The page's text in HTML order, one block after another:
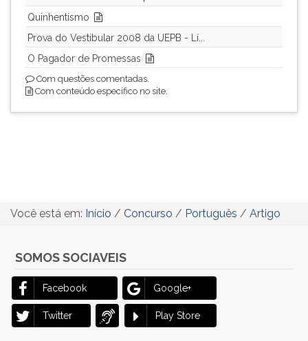
Quinhentismo
Prova do Vestibular 2008 da UEPB - Lí...
O Pagador de Promessas
Com questões comentadas.
Com conteúdo específico no site.
Você está em: Início / Concurso / Português / Artigo
SOMOS SOCIAVEIS
Facebook Google+
Twitter Play Store